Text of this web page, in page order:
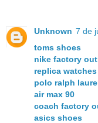
Unknown 7 de
toms shoes
nike factory
replica watches
polo ralph
air max 90
coach factory
asics shoes